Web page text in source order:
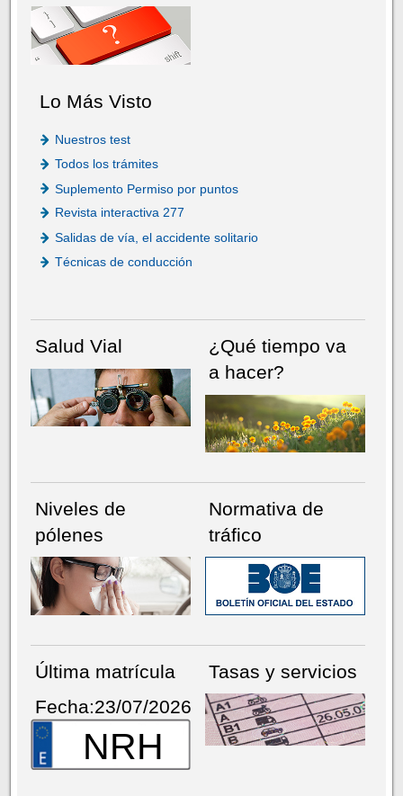
Lo Más Visto
Nuestros test
Todos los trámites
Suplemento Permiso por puntos
Revista interactiva 277
Salidas de vía, el accidente solitario
Técnicas de conducción
Salud Vial
¿Qué tiempo va
a hacer?
Niveles de
pólenes
Normativa de
tráfico
Última matrícula
Fecha:23/07/2026
NRH
Tasas y servicios